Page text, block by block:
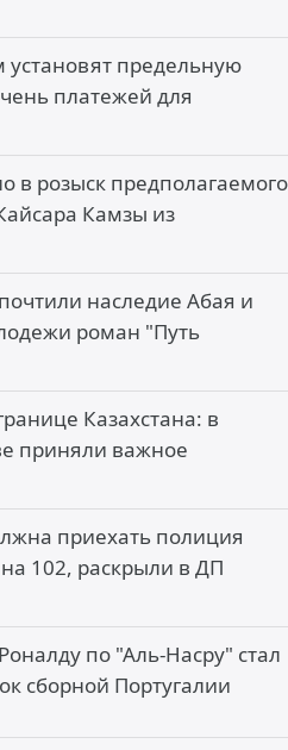
установят предельную
платежей для
в розыск предполагаемого
Камзы из
наследие Абая и
роман "Путь
Казахстана: в
приняли важное
приехать полиция
102, раскрыли в ДП
по "Аль-Насру" стал
сборной Португалии